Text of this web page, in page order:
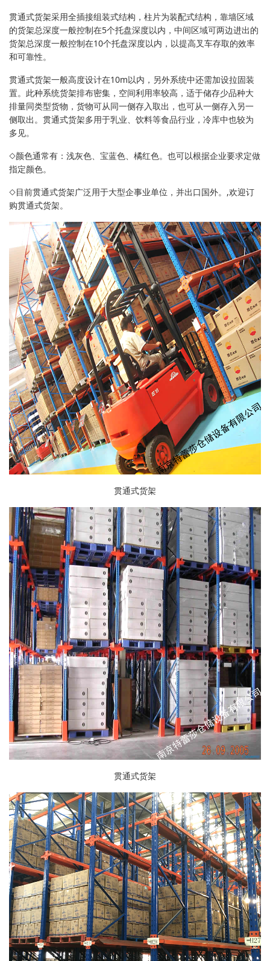
贯通式货架采用全插接组装式结构，柱片为装配式结构，靠墙区域
的货架总深度一般控制在5个托盘深度以内，中间区域可两边进出的
货架总深度一般控制在10个托盘深度以内，以提高叉车存取的效率
和可靠性。
贯通式货架一般高度设计在10m以内，另外系统中还需加设拉固装
置。此种系统货架排布密集，空间利用率较高，适于储存少品种大
排量同类型货物，货物可从同一侧存入取出，也可从一侧存入另一
侧取出。贯通式货架多用于乳业、饮料等食品行业，冷库中也较为
多见。
◇颜色通常有：浅灰色、宝蓝色、橘红色。也可以根据企业要求定做
指定颜色。
◇目前贯通式货架广泛用于大型企事业单位，并出口国外。,欢迎订
购贯通式货架。
贯通式货架
贯通式货架